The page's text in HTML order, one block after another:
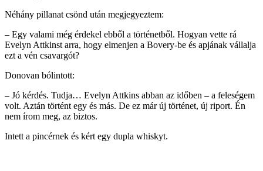
Néhány pillanat csönd után megjegyeztem:
– Egy valami még érdekel ebből a történetből. Hogyan vette rá
Evelyn Attkinst arra, hogy elmenjen a Bovery-be és apjának vállalja
ezt a vén csavargót?
Donovan bólintott:
– Jó kérdés. Tudja… Evelyn Attkins abban az időben – a feleségem
volt. Aztán történt egy és más. De ez már új történet, új riport. Én
nem írom meg, az biztos.
Intett a pincérnek és kért egy dupla whiskyt.